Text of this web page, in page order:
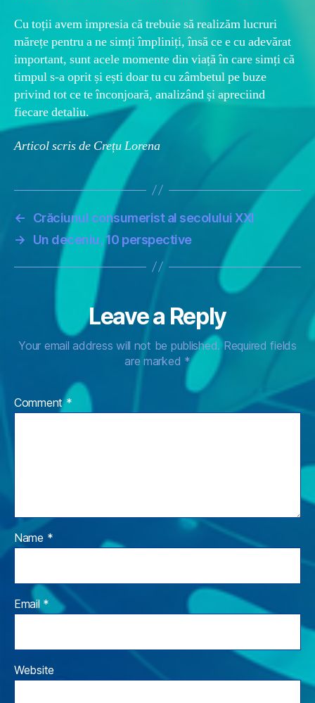
Cu toții avem impresia că trebuie să realizăm lucruri
mărețe pentru a ne simți împliniți, însă ce e cu adevărat
important, sunt acele momente din viață în care simți că
timpul s-a oprit și ești doar tu cu zâmbetul pe buze
privind tot ce te înconjoară, analizând și apreciind
fiecare detaliu.
Articol scris de Crețu Lorena
←
Crăciunul consumerist al secolului XXI
→
Un deceniu, 10 perspective
Leave a Reply
Your email address will not be published. Required fields
are marked *
Comment*
Name *
Email *
Website